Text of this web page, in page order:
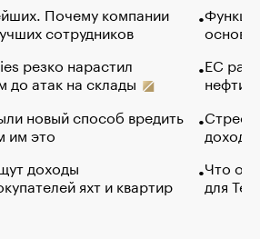
Почему компании
сотрудников
резко нарастил
до атак на склады
новый способ вредить
им это
доходы
яхт и квартир
основ
ЕС
нефти
Что
для